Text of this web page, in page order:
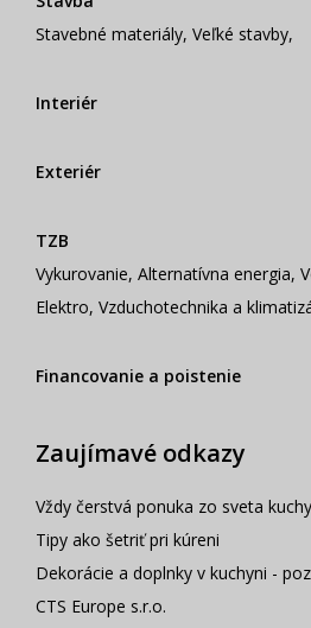
Stavebné materiály, Veľké stavby,
Interiér
Exteriér
TZB
Vykurovanie, Alternatívna energia,
Elektro, Vzduchotechnika a
Financovanie a poistenie
Zaujímavé odkazy
Vždy čerstvá ponuka zo sveta
Tipy ako šetriť pri kúreni
Dekorácie a doplnky v kuchyni -
CTS Europe s.r.o.